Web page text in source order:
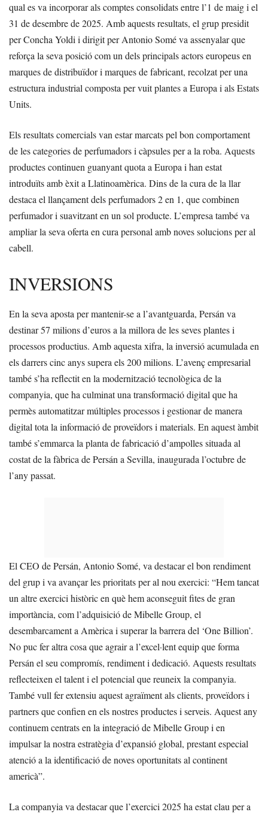
qual es va incorporar als comptes consolidats entre l’1 de maig i el
31 de desembre de 2025. Amb aquests resultats, el grup presidit
per Concha Yoldi i dirigit per Antonio Somé va assenyalar que
reforça la seva posició com un dels principals actors europeus en
marques de distribuïdor i marques de fabricant, recolzat per una
estructura industrial composta per vuit plantes a Europa i als Estats
Units.
Els resultats comercials van estar marcats pel bon comportament
de les categories de perfumadors i càpsules per a la roba. Aquests
productes continuen guanyant quota a Europa i han estat
introduïts amb èxit a Llatinoamèrica. Dins de la cura de la llar
destaca el llançament dels perfumadors 2 en 1, que combinen
perfumador i suavitzant en un sol producte. L’empresa també va
ampliar la seva oferta en cura personal amb noves solucions per al
cabell.
INVERSIONS
En la seva aposta per mantenir-se a l’avantguarda, Persán va
destinar 57 milions d’euros a la millora de les seves plantes i
processos productius. Amb aquesta xifra, la inversió acumulada en
els darrers cinc anys supera els 200 milions. L’avenç empresarial
també s’ha reflectit en la modernització tecnològica de la
companyia, que ha culminat una transformació digital que ha
permès automatitzar múltiples processos i gestionar de manera
digital tota la informació de proveïdors i materials. En aquest àmbit
també s’emmarca la planta de fabricació d’ampolles situada al
costat de la fàbrica de Persán a Sevilla, inaugurada l’octubre de
l’any passat.
El CEO de Persán, Antonio Somé, va destacar el bon rendiment
del grup i va avançar les prioritats per al nou exercici: “Hem tancat
un altre exercici històric en què hem aconseguit fites de gran
importància, com l’adquisició de Mibelle Group, el
desembarcament a Amèrica i superar la barrera del ‘One Billion’.
No puc fer altra cosa que agrair a l’excel·lent equip que forma
Persán el seu compromís, rendiment i dedicació. Aquests resultats
reflecteixen el talent i el potencial que reuneix la companyia.
També vull fer extensiu aquest agraïment als clients, proveïdors i
partners que confien en els nostres productes i serveis. Aquest any
continuem centrats en la integració de Mibelle Group i en
impulsar la nostra estratègia d’expansió global, prestant especial
atenció a la identificació de noves oportunitats al continent
americà”.
La companyia va destacar que l’exercici 2025 ha estat clau per a